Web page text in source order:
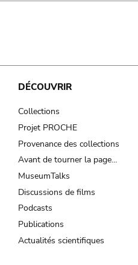
DÉCOUVRIR
Collections
Projet PROCHE
Provenance des collections
Avant de tourner la page…
MuseumTalks
Discussions de films
Podcasts
Publications
Actualités scientifiques